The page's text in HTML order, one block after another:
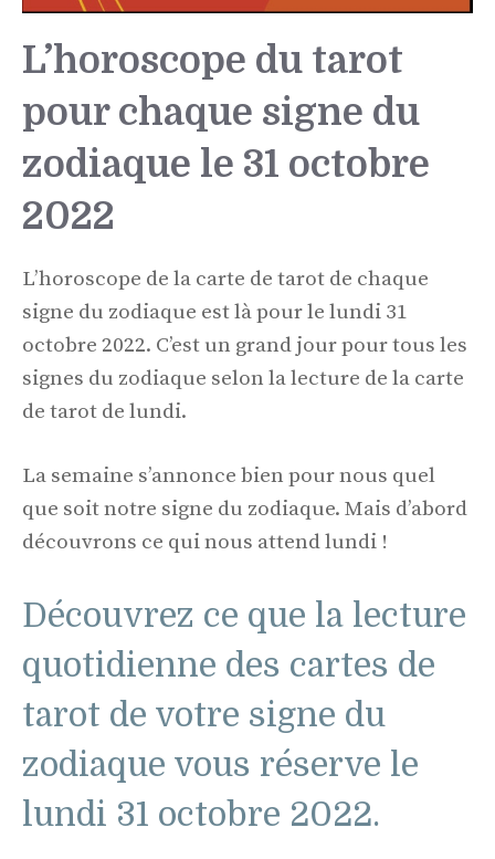
L’horoscope du tarot
pour chaque signe du
zodiaque le 31 octobre
2022
L’horoscope de la carte de tarot de chaque
signe du zodiaque est là pour le lundi 31
octobre 2022. C’est un grand jour pour tous les
signes du zodiaque selon la lecture de la carte
de tarot de lundi.
La semaine s’annonce bien pour nous quel
que soit notre signe du zodiaque. Mais d’abord
découvrons ce qui nous attend lundi !
Découvrez ce que la lecture
quotidienne des cartes de
tarot de votre signe du
zodiaque vous réserve le
lundi 31 octobre 2022.